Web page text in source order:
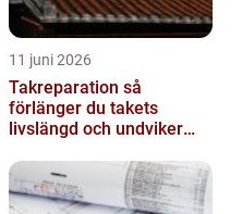
11 juni 2026
Takreparation så
förlänger du takets
livslängd och undviker